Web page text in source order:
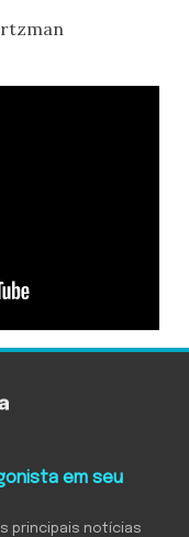
em seu
principais notícias